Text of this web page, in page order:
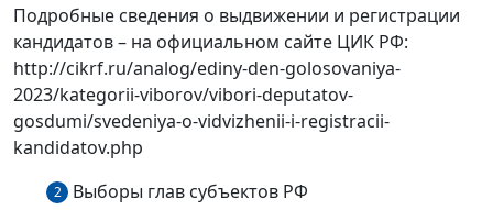
Подробные сведения о выдвижении и регистрации
кандидатов – на официальном сайте ЦИК РФ:
http://cikrf.ru/analog/ediny-den-golosovaniya-
2023/kategorii-viborov/vibori-deputatov-
gosdumi/svedeniya-o-vidvizhenii-i-registracii-
kandidatov.php
2
Выборы глав субъектов РФ